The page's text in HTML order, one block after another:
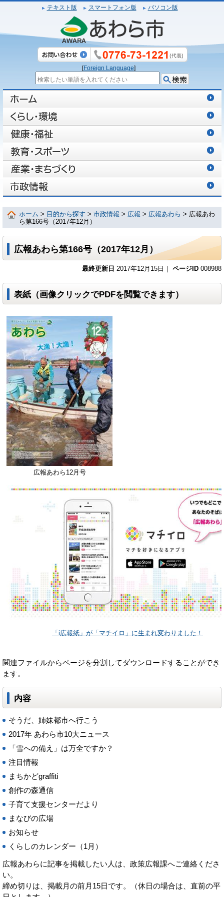
テキスト版 スマートフォン版 パソコン版
[Foreign Language]
ホーム > 目的から探す > 市政情報 > 広報 > 広報あわら > 広報あわ
ら第166号（2017年12月）
広報あわら第166号（2017年12月）
最終更新日 2017年12月15日｜ ページID 008988
表紙（画像クリックでPDFを閲覧できます）
広報あわら12月号
「i広報紙」が「マチイロ」に生まれ変わりました！
関連ファイルからページを分割してダウンロードすることができ
ます。
内容
そうだ、姉妹都市へ行こう
2017年 あわら市10大ニュース
「雪への備え」は万全ですか？
注目情報
まちかどgraffiti
創作の森通信
子育て支援センターだより
まなびの広場
お知らせ
くらしのカレンダー（1月）
広報あわらに記事を掲載したい人は、政策広報課へご連絡くださ
い。
締め切りは、掲載月の前月15日です。（休日の場合は、直前の平